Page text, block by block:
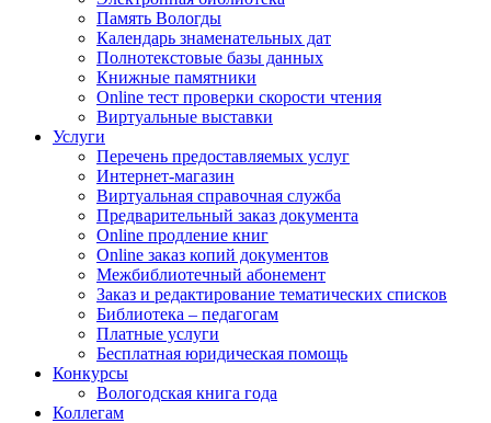
Память Вологды
Календарь знаменательных дат
Полнотекстовые базы данных
Книжные памятники
Online тест проверки скорости чтения
Виртуальные выставки
Услуги
Перечень предоставляемых услуг
Интернет-магазин
Виртуальная справочная служба
Предварительный заказ документа
Online продление книг
Online заказ копий документов
Межбиблиотечный абонемент
Заказ и редактирование тематических списков
Библиотека – педагогам
Платные услуги
Бесплатная юридическая помощь
Конкурсы
Вологодская книга года
Коллегам